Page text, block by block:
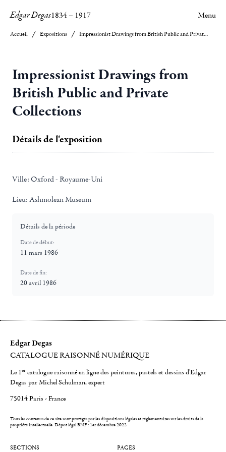
Edgar Degas1834– 1917 Menu
Accueil Expositions Impressionist Drawings from British Public and Private Collections
Impressionist Drawings from
British Public and Private
Collections
Détails de l'exposition
Ville: Oxford - Royaume-Uni
Lieu: Ashmolean Museum
Détails de la période
Date de début:
11 mars 1986
Date de fin:
20 avril 1986
Edgar Degas
CATALOGUE RAISONNÉ NUMÉRIQUE
Le 1er catalogue raisonné en ligne des peintures, pastels et dessins d'Edgar
Degas par Michel Schulman, expert
75014 Paris - France
Tous les contenus de ce site sont protégés par les dispositions légales et réglementaires sur les droits de la
propriété intellectuelle.Dépot légal BNF : 1er décembre 2022
SECTIONS PAGES